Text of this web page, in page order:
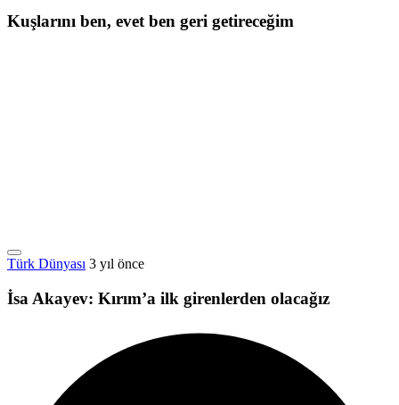
Kuşlarını ben, evet ben geri getireceğim
Türk Dünyası 3 yıl önce
İsa Akayev: Kırım’a ilk girenlerden olacağız